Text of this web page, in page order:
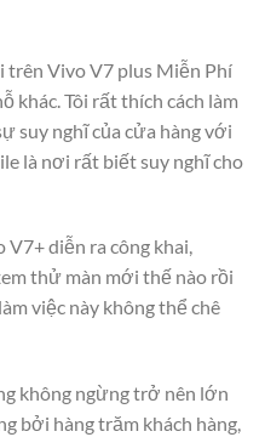
trên Vivo V7 plus Miễn Phí
khác. Tôi rất thích cách làm
suy nghĩ của cửa hàng với
là nơi rất biết suy nghĩ cho
diễn ra công khai,
thử màn mới thế nào rồi
việc này không thể chê
không ngừng trở nên lớn
bởi hàng trăm khách hàng,